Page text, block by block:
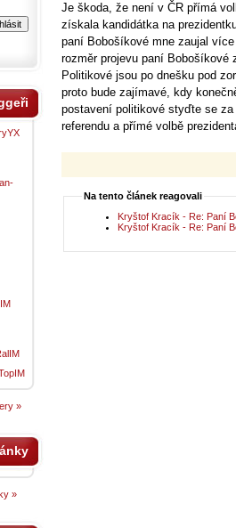
Je škoda, že není v ČR přímá
získala kandidátka na
paní Bobošíkové mne zaujal
rozměr projevu paní
Politikové jsou po dnešku pod
proto bude zajímavé, kdy
postavení politikové styďte se
referendu a přímé volbě
Na tento článek reagovali
Kryštof Kracík - Re: Paní
Kryštof Kracík - Re: Paní
»
»